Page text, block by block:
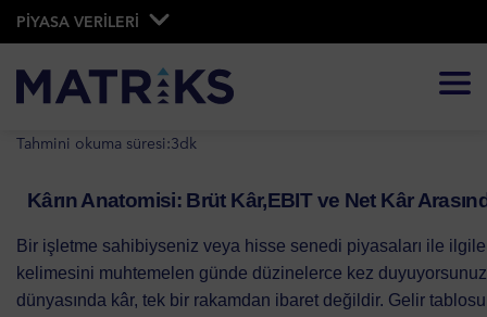
PİYASA VERİLERİ
Tahmini okuma süresi:3dk
Kârın Anatomisi: Brüt Kâr,EBIT ve Net Kâr
Bir işletme sahibiyseniz veya hisse senedi piyasaları ile
kelimesini muhtemelen günde düzinelerce kez
dünyasında kâr, tek bir rakamdan ibaret değildir. Gelir